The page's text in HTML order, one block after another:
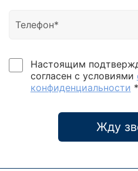
Настоящим
согласен с условиями
конфиденциальности *
Жду